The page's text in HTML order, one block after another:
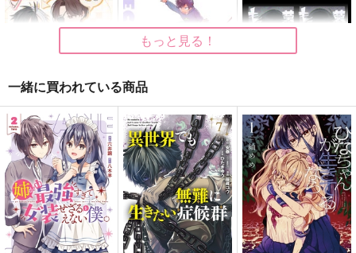
君とお前は お腹いっ
ぱい！
らっきーはいてい
900円（税込）
蘇枋隼飛×桜遥
サンプル
PIECE OF CAKE
キナコロンド
787円（税込）
松野一松×松野チョロ松
サンプル
墓場まで、もってきゃ
いい。
BLIPBLOP
986円（税込）
松野チョロ松×松野カラ松
サンプル
もっと見る！
一緒に買われている商品